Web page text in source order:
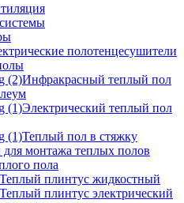
полотенцесушители
Инфракрасный теплый пол
Электрический теплый пол
Теплый пол в стяжку
для монтажа теплых полов
пола
Теплый плинтус жидкостный
Теплый плинтус электрический